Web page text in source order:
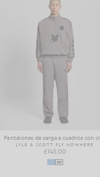
LYLE & SCOTT FLY NOWHERE
£145.00